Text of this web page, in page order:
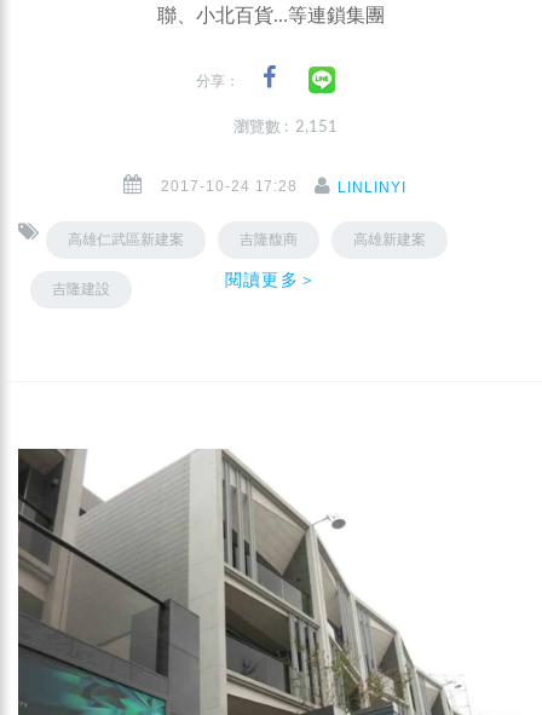
聯、小北百貨…等連鎖集團
分享：
瀏覽數 : 2,151
2017-10-24 17:28 LINLINYI
高雄仁武區新建案 吉隆馥商 高雄新建案
吉隆建設 閱讀更多＞